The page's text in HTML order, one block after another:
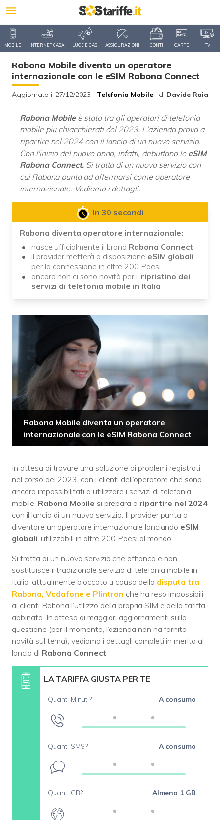
MOBILE INTERNET CASA LUCE E GAS ASSICURAZIONI CONTI CARTE TV
Rabona Mobile diventa un operatore
internazionale con le eSIM Rabona Connect
Aggiornato il 27/12/2023 Telefonia Mobile di Davide Raia
Rabona Mobileè stato tra gli operatori di telefonia
mobile più chiacchierati del 2023. L'azienda prova a
ripartire nel 2024 con il lancio di un nuovo servizio.
Con l'inizio del nuovo anno, infatti, debuttano le eSIM
Rabona Connect. Si tratta di un nuovo servizio con
cui Rabona punta ad affermarsi come operatore
internazionale. Vediamo i dettagli.
In 30 secondi
Rabona diventa operatore internazionale:
nasce ufficialmente il brand Rabona Connect
il provider metterà a disposizione eSIM globali
per la connessione in oltre 200 Paesi
ancora non ci sono novità per il ripristino dei
servizi di telefonia mobile in Italia
Rabona Mobile diventa un operatore
internazionale con le eSIM Rabona Connect
In attesa di trovare una soluzione ai problemi registrati
nel corso del 2023, con i clienti dell’operatore che sono
ancora impossibilitati a utilizzare i servizi di telefonia
mobile, Rabona Mobile si prepara a ripartire nel 2024
con il lancio di un nuovo servizio. Il provider punta a
diventare un operatore internazionale lanciando eSIM
globali , utilizzabili in oltre 200 Paesi al mondo.
Si tratta di un nuovo servizio che affianca e non
sostituisce il tradizionale servizio di telefonia mobile in
Italia, attualmente bloccato a causa della disputa tra
Rabona, Vodafone e Plintron che ha reso impossibili
ai clienti Rabona l’utilizzo della propria SIM e della tariffa
abbinata. In attesa di maggiori aggiornamenti sulla
questione (per il momento, l’azienda non ha fornito
novità sul tema), vediamo i dettagli completi in merito al
lancio di Rabona Connect
LA TARIFFA GIUSTA PER TE
Quanti Minuti? A consumo
Quanti SMS? A consumo
Quanti GB? Almeno 1 GB